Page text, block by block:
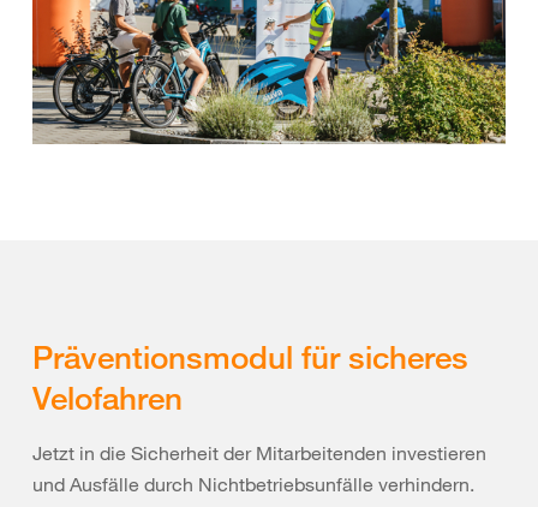
Präventionsmodul für sicheres
Velofahren
Jetzt in die Sicherheit der Mitarbeitenden investieren
und Ausfälle durch Nichtbetriebsunfälle verhindern.